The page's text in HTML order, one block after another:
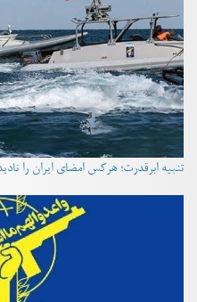
تنبیه ابرقدرت؛ هرکس امضای ایران را